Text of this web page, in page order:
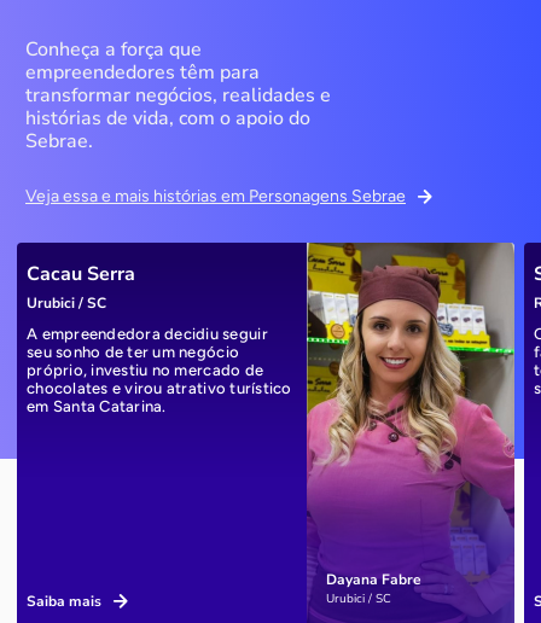
Conheça a força que
empreendedores têm para
transformar negócios, realidades e
histórias de vida, com o apoio do
Sebrae.
Veja essa e mais histórias em Personagens Sebrae
Dayana Fabre
Urubici / SC
Cacau Serra
Urubici / SC
A empreendedora decidiu seguir
seu sonho de ter um negócio
próprio, investiu no mercado de
chocolates e virou atrativo turístico
em Santa Catarina.
Saiba mais